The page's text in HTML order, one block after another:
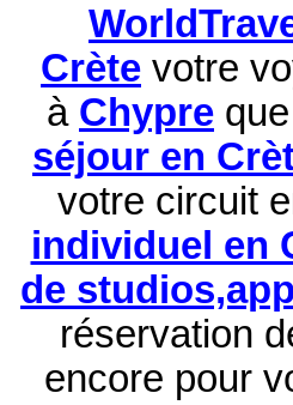
Crète votre
à Chypre
séjour en
votre circuit
individuel en
de
réservation
encore pour